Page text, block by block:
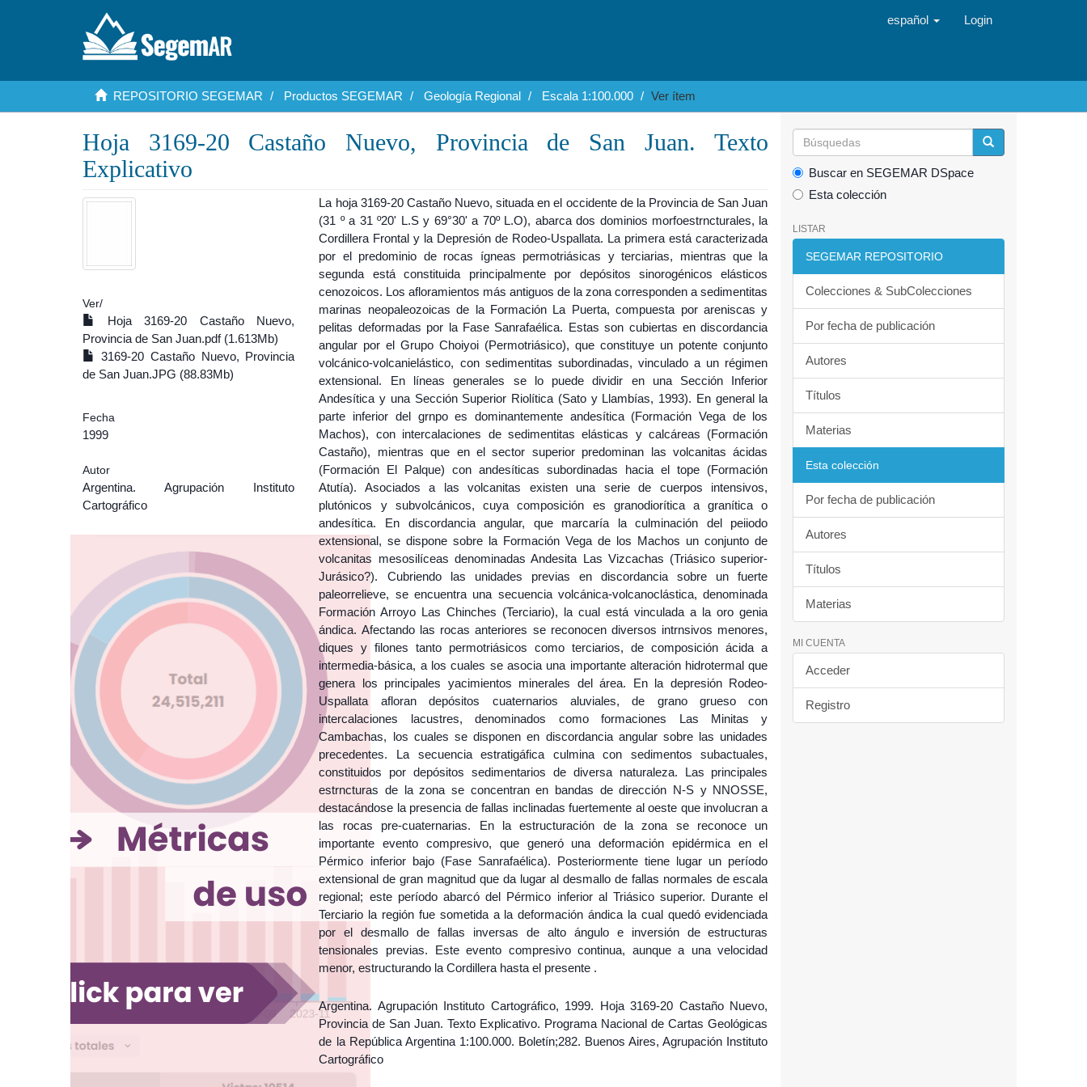
español Login
REPOSITORIO SEGEMAR Productos SEGEMAR Geología Regional Escala 1:100.000 Ver ítem
Hoja 3169-20 Castaño Nuevo, Provincia de San Juan. Texto
Explicativo
Ver/
Hoja 3169-20 Castaño Nuevo,
Provincia de San Juan.pdf (1.613Mb)
3169-20 Castaño Nuevo, Provincia
de San Juan.JPG (88.83Mb)
Fecha
1999
Autor
Argentina. Agrupación Instituto
Cartográfico
La hoja 3169-20 Castaño Nuevo, situada en el occidente de la Provincia de San Juan
(31 º a 31 º20' L.S y 69°30' a 70º L.O), abarca dos dominios morfoestrncturales, la
Cordillera Frontal y la Depresión de Rodeo-Uspallata. La primera está caracterizada
por el predominio de rocas ígneas permotriásicas y terciarias, mientras que la
segunda está constituida principalmente por depósitos sinorogénicos elásticos
cenozoicos. Los afloramientos más antiguos de la zona corresponden a sedimentitas
marinas neopaleozoicas de la Formación La Puerta, compuesta por areniscas y
pelitas deformadas por la Fase Sanrafaélica. Estas son cubiertas en discordancia
angular por el Grupo Choiyoi (Permotriásico), que constituye un potente conjunto
volcánico-volcanielástico, con sedimentitas subordinadas, vinculado a un régimen
extensional. En líneas generales se lo puede dividir en una Sección Inferior
Andesítica y una Sección Superior Riolítica (Sato y Llambías, 1993). En general la
parte inferior del grnpo es dominantemente andesítica (Formación Vega de los
Machos), con intercalaciones de sedimentitas elásticas y calcáreas (Formación
Castaño), mientras que en el sector superior predominan las volcanitas ácidas
(Formación El Palque) con andesíticas subordinadas hacia el tope (Formación
Atutía). Asociados a las volcanitas existen una serie de cuerpos intensivos,
plutónicos y subvolcánicos, cuya composición es granodiorítica a granítica o
andesítica. En discordancia angular, que marcaría la culminación del peiiodo
extensional, se dispone sobre la Formación Vega de los Machos un conjunto de
volcanitas mesosilíceas denominadas Andesita Las Vizcachas (Triásico superior-
Jurásico?). Cubriendo las unidades previas en discordancia sobre un fuerte
paleorrelieve, se encuentra una secuencia volcánica-volcanoclástica, denominada
Formación Arroyo Las Chinches (Terciario), la cual está vinculada a la oro genia
ándica. Afectando las rocas anteriores se reconocen diversos intrnsivos menores,
diques y filones tanto permotriásicos como terciarios, de composición ácida a
intermedia-básica, a los cuales se asocia una importante alteración hidrotermal que
genera los principales yacimientos minerales del área. En la depresión Rodeo-
Uspallata afloran depósitos cuaternarios aluviales, de grano grueso con
intercalaciones lacustres, denominados como formaciones Las Minitas y
Cambachas, los cuales se disponen en discordancia angular sobre las unidades
precedentes. La secuencia estratigáfica culmina con sedimentos subactuales,
constituidos por depósitos sedimentarios de diversa naturaleza. Las principales
estrncturas de la zona se concentran en bandas de dirección N-S y NNOSSE,
destacándose la presencia de fallas inclinadas fuertemente al oeste que involucran a
las rocas pre-cuaternarias. En la estructuración de la zona se reconoce un
importante evento compresivo, que generó una deformación epidérmica en el
Pérmico inferior bajo (Fase Sanrafaélica). Posteriormente tiene lugar un período
extensional de gran magnitud que da lugar al desmallo de fallas normales de escala
regional; este período abarcó del Pérmico inferior al Triásico superior. Durante el
Terciario la región fue sometida a la deformación ándica la cual quedó evidenciada
por el desmallo de fallas inversas de alto ángulo e inversión de estructuras
tensionales previas. Este evento compresivo continua, aunque a una velocidad
menor, estructurando la Cordillera hasta el presente .
Argentina. Agrupación Instituto Cartográfico, 1999. Hoja 3169-20 Castaño Nuevo,
Provincia de San Juan. Texto Explicativo. Programa Nacional de Cartas Geológicas
de la República Argentina 1:100.000. Boletín;282. Buenos Aires, Agrupación Instituto
Cartográfico
Buscar en SEGEMAR DSpace
Esta colección
LISTAR
SEGEMAR REPOSITORIO
Colecciones & SubColecciones
Por fecha de publicación
Autores
Títulos
Materias
Esta colección
Por fecha de publicación
Autores
Títulos
Materias
MI CUENTA
Acceder
Registro